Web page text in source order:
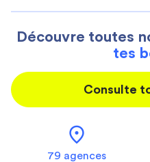
Découvre toutes
tes
Consulte
location_on
79 agences